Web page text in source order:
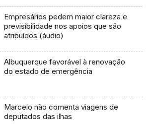
Empresários pedem maior clareza e
previsibilidade nos apoios que são
atribuídos (áudio)
Albuquerque favorável à renovação
do estado de emergência
Marcelo não comenta viagens de
deputados das ilhas